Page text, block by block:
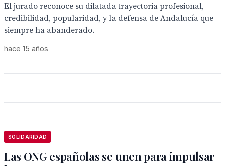
El jurado reconoce su dilatada trayectoria profesional,
credibilidad, popularidad, y la defensa de Andalucía que
siempre ha abanderado.
hace 15 años
SOLIDARIDAD
Las ONG españolas se unen para impulsar